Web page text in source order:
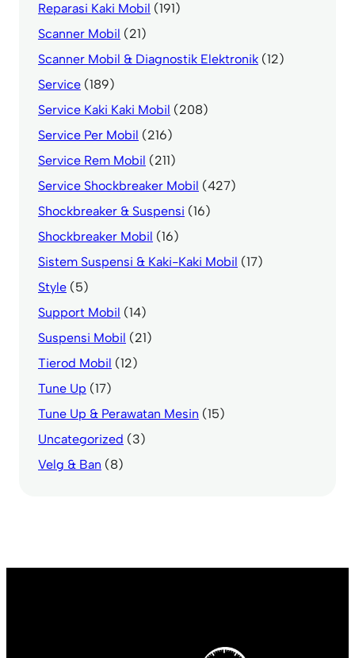
Reparasi Kaki Mobil (191)
Scanner Mobil (21)
Scanner Mobil & Diagnostik Elektronik (12)
Service (189)
Service Kaki Kaki Mobil (208)
Service Per Mobil (216)
Service Rem Mobil (211)
Service Shockbreaker Mobil (427)
Shockbreaker & Suspensi (16)
Shockbreaker Mobil (16)
Sistem Suspensi & Kaki-Kaki Mobil (17)
Style (5)
Support Mobil (14)
Suspensi Mobil (21)
Tierod Mobil (12)
Tune Up (17)
Tune Up & Perawatan Mesin (15)
Uncategorized (3)
Velg & Ban (8)